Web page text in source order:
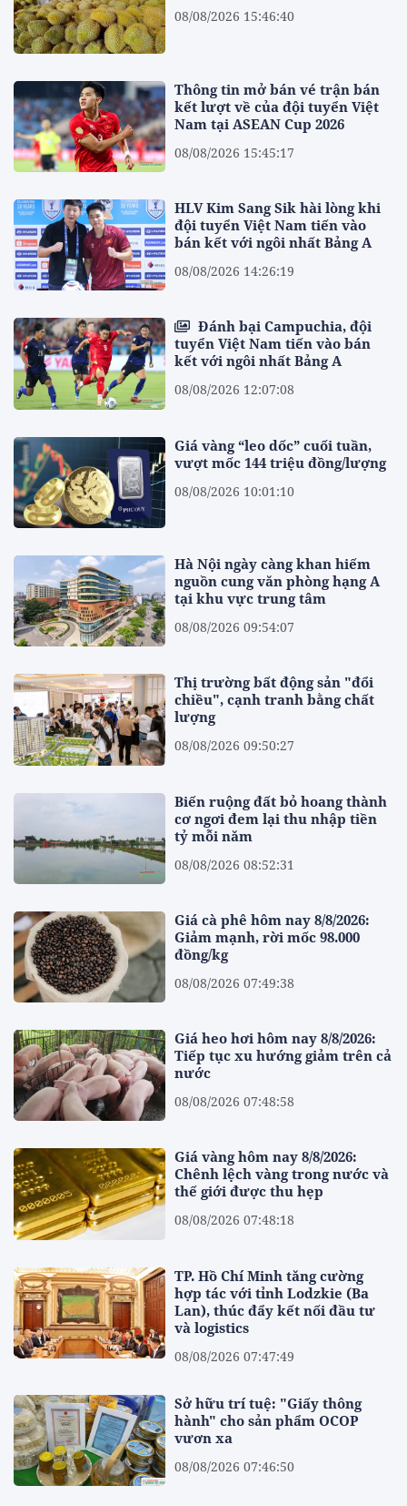
08/08/2026 15:46:40
Thông tin mở bán vé trận bán
kết lượt về của đội tuyển Việt
Nam tại ASEAN Cup 2026
08/08/2026 15:45:17
HLV Kim Sang Sik hài lòng khi
đội tuyển Việt Nam tiến vào
bán kết với ngôi nhất Bảng A
08/08/2026 14:26:19
Đánh bại Campuchia, đội
tuyển Việt Nam tiến vào bán
kết với ngôi nhất Bảng A
08/08/2026 12:07:08
Giá vàng “leo dốc” cuối tuần,
vượt mốc 144 triệu đồng/lượng
08/08/2026 10:01:10
Hà Nội ngày càng khan hiếm
nguồn cung văn phòng hạng A
tại khu vực trung tâm
08/08/2026 09:54:07
Thị trường bất động sản "đổi
chiều", cạnh tranh bằng chất
lượng
08/08/2026 09:50:27
Biến ruộng đất bỏ hoang thành
cơ ngơi đem lại thu nhập tiền
tỷ mỗi năm
08/08/2026 08:52:31
Giá cà phê hôm nay 8/8/2026:
Giảm mạnh, rời mốc 98.000
đồng/kg
08/08/2026 07:49:38
Giá heo hơi hôm nay 8/8/2026:
Tiếp tục xu hướng giảm trên cả
nước
08/08/2026 07:48:58
Giá vàng hôm nay 8/8/2026:
Chênh lệch vàng trong nước và
thế giới được thu hẹp
08/08/2026 07:48:18
TP. Hồ Chí Minh tăng cường
hợp tác với tỉnh Lodzkie (Ba
Lan), thúc đẩy kết nối đầu tư
và logistics
08/08/2026 07:47:49
Sở hữu trí tuệ: "Giấy thông
hành" cho sản phẩm OCOP
vươn xa
08/08/2026 07:46:50